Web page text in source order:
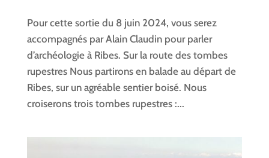
Pour cette sortie du 8 juin 2024, vous serez
accompagnés par Alain Claudin pour parler
d’archéologie à Ribes. Sur la route des tombes
rupestres Nous partirons en balade au départ de
Ribes, sur un agréable sentier boisé. Nous
croiserons trois tombes rupestres :...